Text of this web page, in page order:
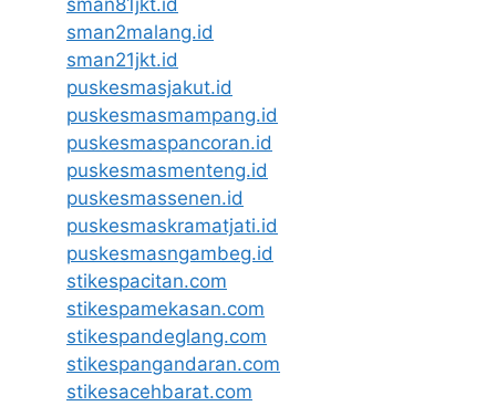
sman2malang.id
sman21jkt.id
puskesmasjakut.id
puskesmasmampang.id
puskesmaspancoran.id
puskesmasmenteng.id
puskesmassenen.id
puskesmaskramatjati.id
puskesmasngambeg.id
stikespacitan.com
stikespamekasan.com
stikespandeglang.com
stikespangandaran.com
stikesacehbarat.com